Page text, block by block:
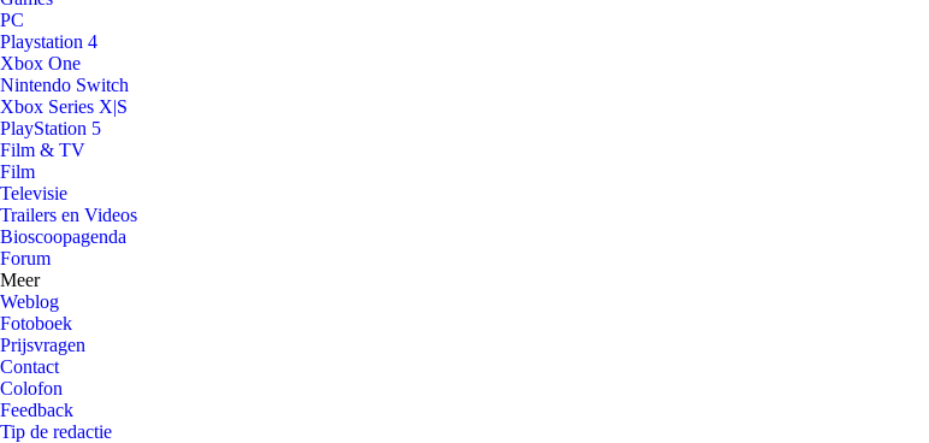
PC
Playstation 4
Xbox One
Nintendo Switch
Xbox Series X|S
PlayStation 5
Film & TV
Film
Televisie
Trailers en Videos
Bioscoopagenda
Forum
Meer
Weblog
Fotoboek
Prijsvragen
Contact
Colofon
Feedback
Tip de redactie